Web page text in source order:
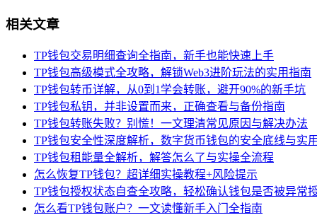
相关文章
TP钱包交易明细查询全指南，新手也能快速上手
TP钱包高级模式全攻略，解锁Web3进阶玩法的实用指南
TP钱包转币详解，从0到1学会转账，避开90%的新手坑
TP钱包私钥，并非设置而来，正确查看与备份指南
TP钱包转账失败？别慌！一文理清常见原因与解决办法
TP钱包安全性深度解析，数字货币钱包的安全底线与实
TP钱包租能量全解析，解答怎么了与实操全流程
怎么恢复TP钱包？超详细实操教程+风险提示
TP钱包授权状态自查全攻略，轻松确认钱包是否被异常
怎么看TP钱包账户？一文读懂新手入门全指南